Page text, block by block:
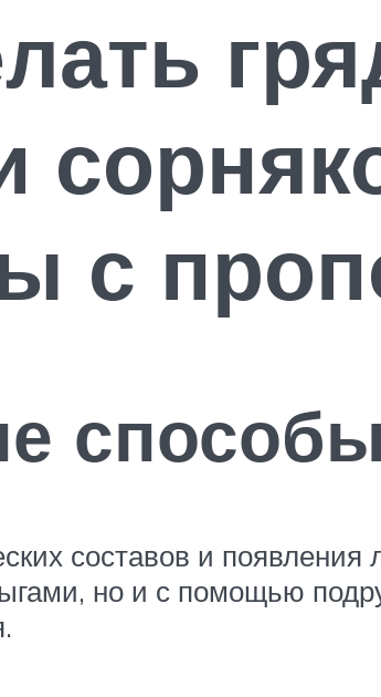
с
составов и
но и с помощью